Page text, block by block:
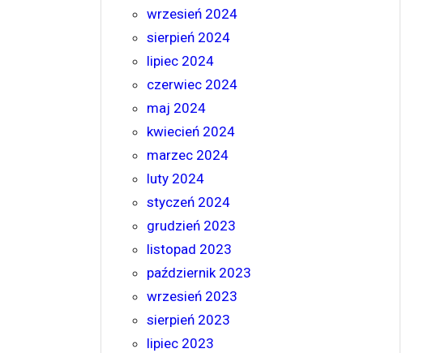
wrzesień 2024
sierpień 2024
lipiec 2024
czerwiec 2024
maj 2024
kwiecień 2024
marzec 2024
luty 2024
styczeń 2024
grudzień 2023
listopad 2023
październik 2023
wrzesień 2023
sierpień 2023
lipiec 2023